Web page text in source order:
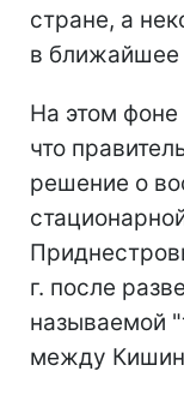
стране, а
в ближайшее
На этом фоне
что
решение о
г. после
называемой
между